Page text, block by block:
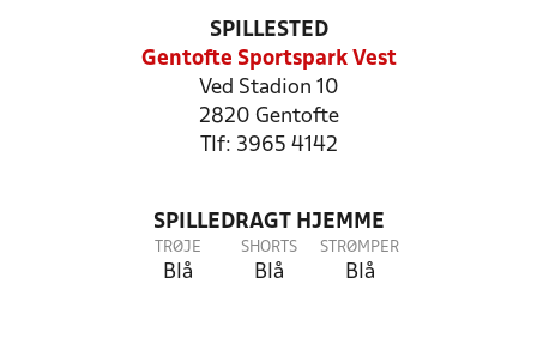
SPILLESTED
Gentofte Sportspark Vest
Ved Stadion 10
2820 Gentofte
Tlf: 3965 4142
SPILLEDRAGT HJEMME
TRØJE
Blå
SHORTS
Blå
STRØMPER
Blå